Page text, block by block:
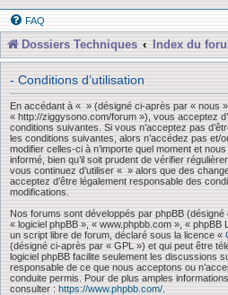
FAQ
Dossiers Techniques Index du
- Conditions d’utilisation
En accédant à « » (désigné ci-après par « nous
« http://ziggysono.com/forum »), vous acceptez
conditions suivantes. Si vous n’acceptez pas
les conditions suivantes, alors n’accédez pas et/
modifier celles-ci à n’importe quel moment et
informé, bien qu’il soit prudent de vérifier
vous continuez d’utiliser « » alors que des
acceptez d’être légalement responsable des
modifications.
Nos forums sont développés par phpBB (désigné
« logiciel phpBB », « www.phpbb.com », « phpBB
un script libre de forum, déclaré sous la licence «
(désigné ci-après par « GPL ») et qui peut être
logiciel phpBB facilite seulement les discussions
responsable de ce que nous acceptons ou
conduite permis. Pour de plus amples
consulter : https://www.phpbb.com/